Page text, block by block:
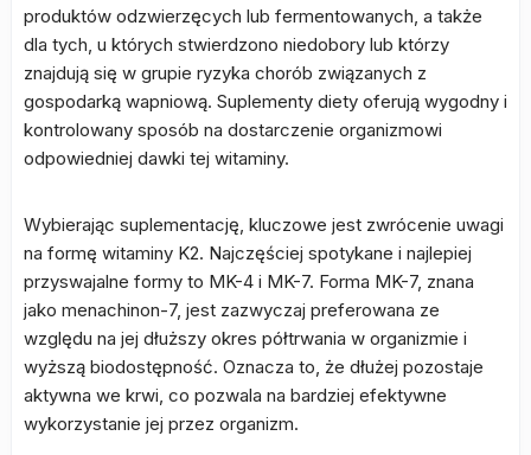
produktów odzwierzęcych lub fermentowanych, a także
dla tych, u których stwierdzono niedobory lub którzy
znajdują się w grupie ryzyka chorób związanych z
gospodarką wapniową. Suplementy diety oferują wygodny i
kontrolowany sposób na dostarczenie organizmowi
odpowiedniej dawki tej witaminy.
Wybierając suplementację, kluczowe jest zwrócenie uwagi
na formę witaminy K2. Najczęściej spotykane i najlepiej
przyswajalne formy to MK-4 i MK-7. Forma MK-7, znana
jako menachinon-7, jest zazwyczaj preferowana ze
względu na jej dłuższy okres półtrwania w organizmie i
wyższą biodostępność. Oznacza to, że dłużej pozostaje
aktywna we krwi, co pozwala na bardziej efektywne
wykorzystanie jej przez organizm.